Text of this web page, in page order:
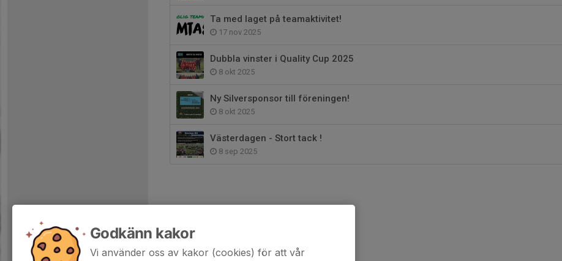
Ta med laget på teamaktivitet!
17 nov 2025
Dubbla vinster i Quality Cup 2025
8 okt 2025
Ny Silversponsor till föreningen!
8 okt 2025
Västerdagen - Stort tack !
8 sep 2025
Godkänn kakor
Vi använder oss av kakor (cookies) för att vår